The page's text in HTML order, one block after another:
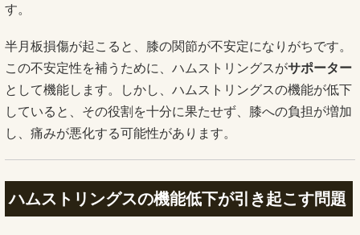
す。
半月板損傷が起こると、膝の関節が不安定になりがちです。
この不安定性を補うために、ハムストリングスがサポーター
として機能します。しかし、ハムストリングスの機能が低下
していると、その役割を十分に果たせず、膝への負担が増加
し、痛みが悪化する可能性があります。
ハムストリングスの機能低下が引き起こす問題